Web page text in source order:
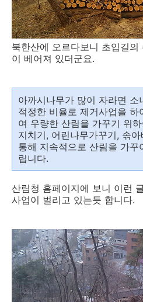
북한산에 오르다보니 초입길
이 베어져 있더군요.
아까시나무가 많이 자라면 소
적정한 비율로 제거사업을
여 우량한 산림을 가꾸기 위
지치기, 어린나무가꾸기, 솎
통해 지속적으로 산림을 가꾸
립니다.
산림청 홈페이지에 보니 이런
사업이 벌리고 있는듯 합니다.